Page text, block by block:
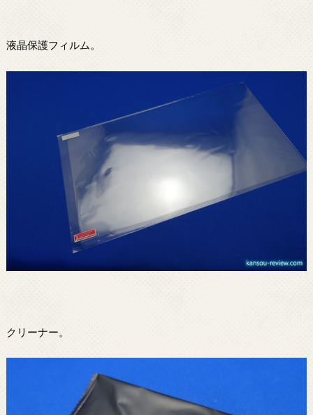
液晶保護フィルム。
クリーナー。